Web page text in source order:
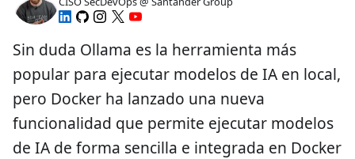
Sin duda Ollama es la herramienta más
popular para ejecutar modelos de IA en local,
pero Docker ha lanzado una nueva
funcionalidad que permite ejecutar modelos
de IA de forma sencilla e integrada en Docker